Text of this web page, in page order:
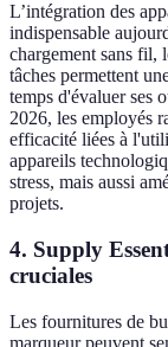
L’intégration des
indispensable
chargement sans fil,
tâches permettent
temps d'évaluer ses
2026, les employés
efficacité liées à
appareils
stress, mais aussi
projets.
4. Supply
cruciales
Les fournitures de
marqueur peuvent